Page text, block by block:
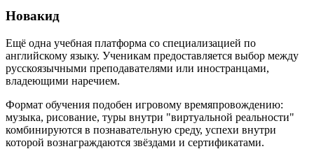
Новакид
Ещё одна учебная платформа со специализацией по
английскому языку. Ученикам предоставляется выбор между
русскоязычными преподавателями или иностранцами,
владеющими наречием.
Формат обучения подобен игровому времяпровождению:
музыка, рисование, туры внутри "виртуальной реальности"
комбинируются в познавательную среду, успехи внутри
которой вознаграждаются звёздами и сертификатами.